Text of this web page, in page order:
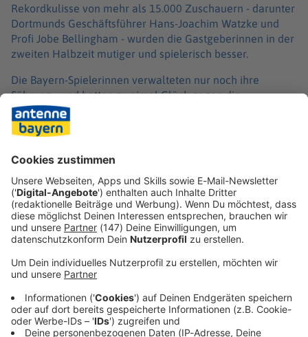
Rekordkulisse von mehr als 15.000 Zuschauern - darunter
Dortmunds Geschäftsführer Hans-Joachim Watzke und
Profi Jobe Bellingham - wurden die Gastgeberinnen in der
zweiten Halbzeit mutiger und spielerisch besser.
Die Bayern-Spielerinnen verwalteten nur noch ihre
Führung - und hatten zweimal Glück gegen die
Außenseiterinnen: Jasmin Jabbes (60.) verzog nach einem
Konter nur knapp. Wenig später wurde eine abgefälschte
Flanke von Ann-Sophie Vogel (73.) so gefährlich, dass die
Gäste-Abwehr den Ball erst kurz vor der Torlinie